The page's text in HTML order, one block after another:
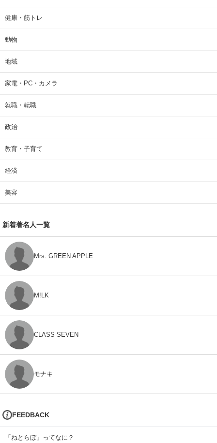
健康・筋トレ
動物
地域
家電・PC・カメラ
就職・転職
政治
教育・子育て
経済
美容
新着著名人一覧
Mrs. GREEN APPLE
M!LK
CLASS SEVEN
モナキ
FEEDBACK
「ねとらぼ」ってなに？